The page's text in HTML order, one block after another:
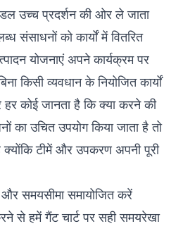
उच्च प्रदर्शन की ओर ले जाता
संसाधनों को कार्यों में वितरित
योजनाएं अपने कार्यक्रम पर
किसी व्यवधान के नियोजित कार्यों
कोई जानता है कि क्या करने की
उचित उपयोग किया जाता है तो
क्योंकि टीमें और उपकरण अपनी पूरी
और समयसीमा समायोजित करें
से हमें गैंट चार्ट पर सही समयरेखा